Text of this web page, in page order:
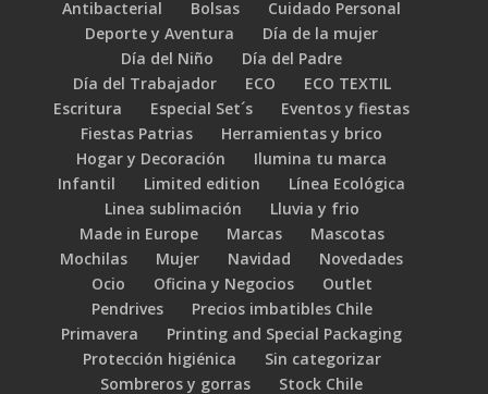
Antibacterial Bolsas
Cuidado Personal
Deporte y Aventura
Día de la mujer
Día del Niño
Día del Padre
Día del Trabajador
ECO
ECO TEXTIL
Escritura
Especial Set´s
Eventos y fiestas
Fiestas Patrias
Herramientas y brico
Hogar y Decoración
Ilumina tu marca
Infantil
Limited edition
Línea Ecológica
Linea sublimación
Lluvia y frio
Made in Europe
Marcas
Mascotas
Mochilas
Mujer Navidad
Novedades
Ocio
Oficina y Negocios
Outlet
Pendrives
Precios imbatibles Chile
Primavera
Printing and Special Packaging
Protección higiénica
Sin categorizar
Sombreros y gorras
Stock Chile